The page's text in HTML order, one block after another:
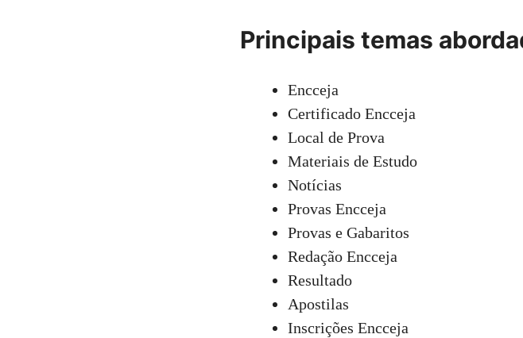
Principais temas
Encceja
Certificado Encceja
Local de Prova
Materiais de Estudo
Notícias
Provas Encceja
Provas e Gabaritos
Redação Encceja
Resultado
Apostilas
Inscrições Encceja